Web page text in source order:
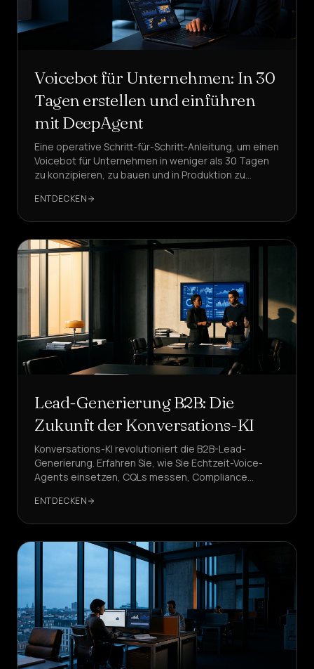
Voicebot für Unternehmen: In 30
Tagen erstellen und einführen
mit DeepAgent
Eine operative Schritt-für-Schritt-Anleitung, um einen
Voicebot für Unternehmen in weniger als 30 Tagen
zu konzipieren, zu bauen und in Produktion zu
ENTDECKEN
Lead-Generierung B2B: Die
Zukunft der Konversations-KI
Konversations-KI revolutioniert die B2B-Lead-
Generierung. Erfahren Sie, wie Sie Echtzeit-Voice-
Agents einsetzen, CQLs messen, Compliance
ROI skalieren.
ENTDECKEN